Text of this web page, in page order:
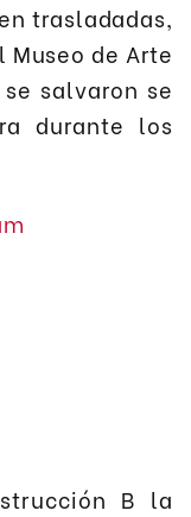
trasladadas,
de Arte
salvaron se
durante los
B la